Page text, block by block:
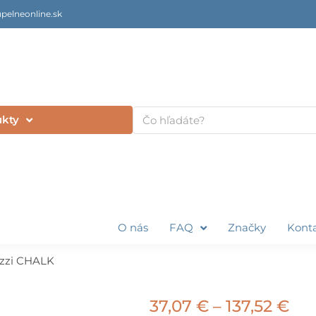
Vyhľadať
O nás FAQ Značky
CHALK
37,07 € – 137,52 €